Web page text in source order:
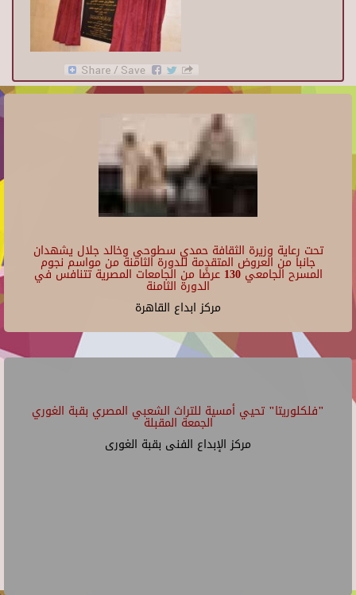
تحت رعاية وزيرة الثقافة حمدي سطوحي وخالد جلال يشهدان
جانبا من العروض المتقدمة للدورة الثامنة من مواسم نجوم
المسرح الجامعي 130 عرضًا من الجامعات المصرية تتنافس في
الدورة الثامنة
مركز ابداع القاهرة
"فلكلوريتا" تحيي أمسية للتراث الشعبي المصري بقبة الغوري
الجمعة المقبلة
مركز الإبداع الفنى بقبة الغورى